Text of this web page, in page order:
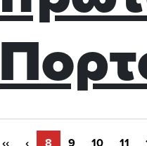
‹‹ ‹ 8 9 10 11